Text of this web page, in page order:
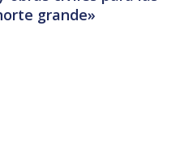
grande»